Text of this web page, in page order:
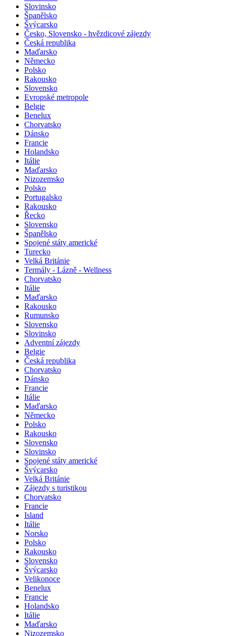
Slovinsko
Španělsko
Švýcarsko
Česko, Slovensko - hvězdicové zájezdy
Česká republika
Maďarsko
Německo
Polsko
Rakousko
Slovensko
Evropské metropole
Belgie
Benelux
Chorvatsko
Dánsko
Francie
Holandsko
Itálie
Maďarsko
Nizozemsko
Polsko
Portugalsko
Rakousko
Řecko
Slovensko
Španělsko
Spojené státy americké
Turecko
Velká Británie
Termály - Lázně - Wellness
Chorvatsko
Itálie
Maďarsko
Rakousko
Rumunsko
Slovensko
Slovinsko
Adventní zájezdy
Belgie
Česká republika
Chorvatsko
Dánsko
Francie
Itálie
Maďarsko
Německo
Polsko
Rakousko
Slovensko
Slovinsko
Spojené státy americké
Švýcarsko
Velká Británie
Zájezdy s turistikou
Chorvatsko
Francie
Island
Itálie
Norsko
Polsko
Rakousko
Slovensko
Švýcarsko
Velikonoce
Benelux
Francie
Holandsko
Itálie
Maďarsko
Nizozemsko